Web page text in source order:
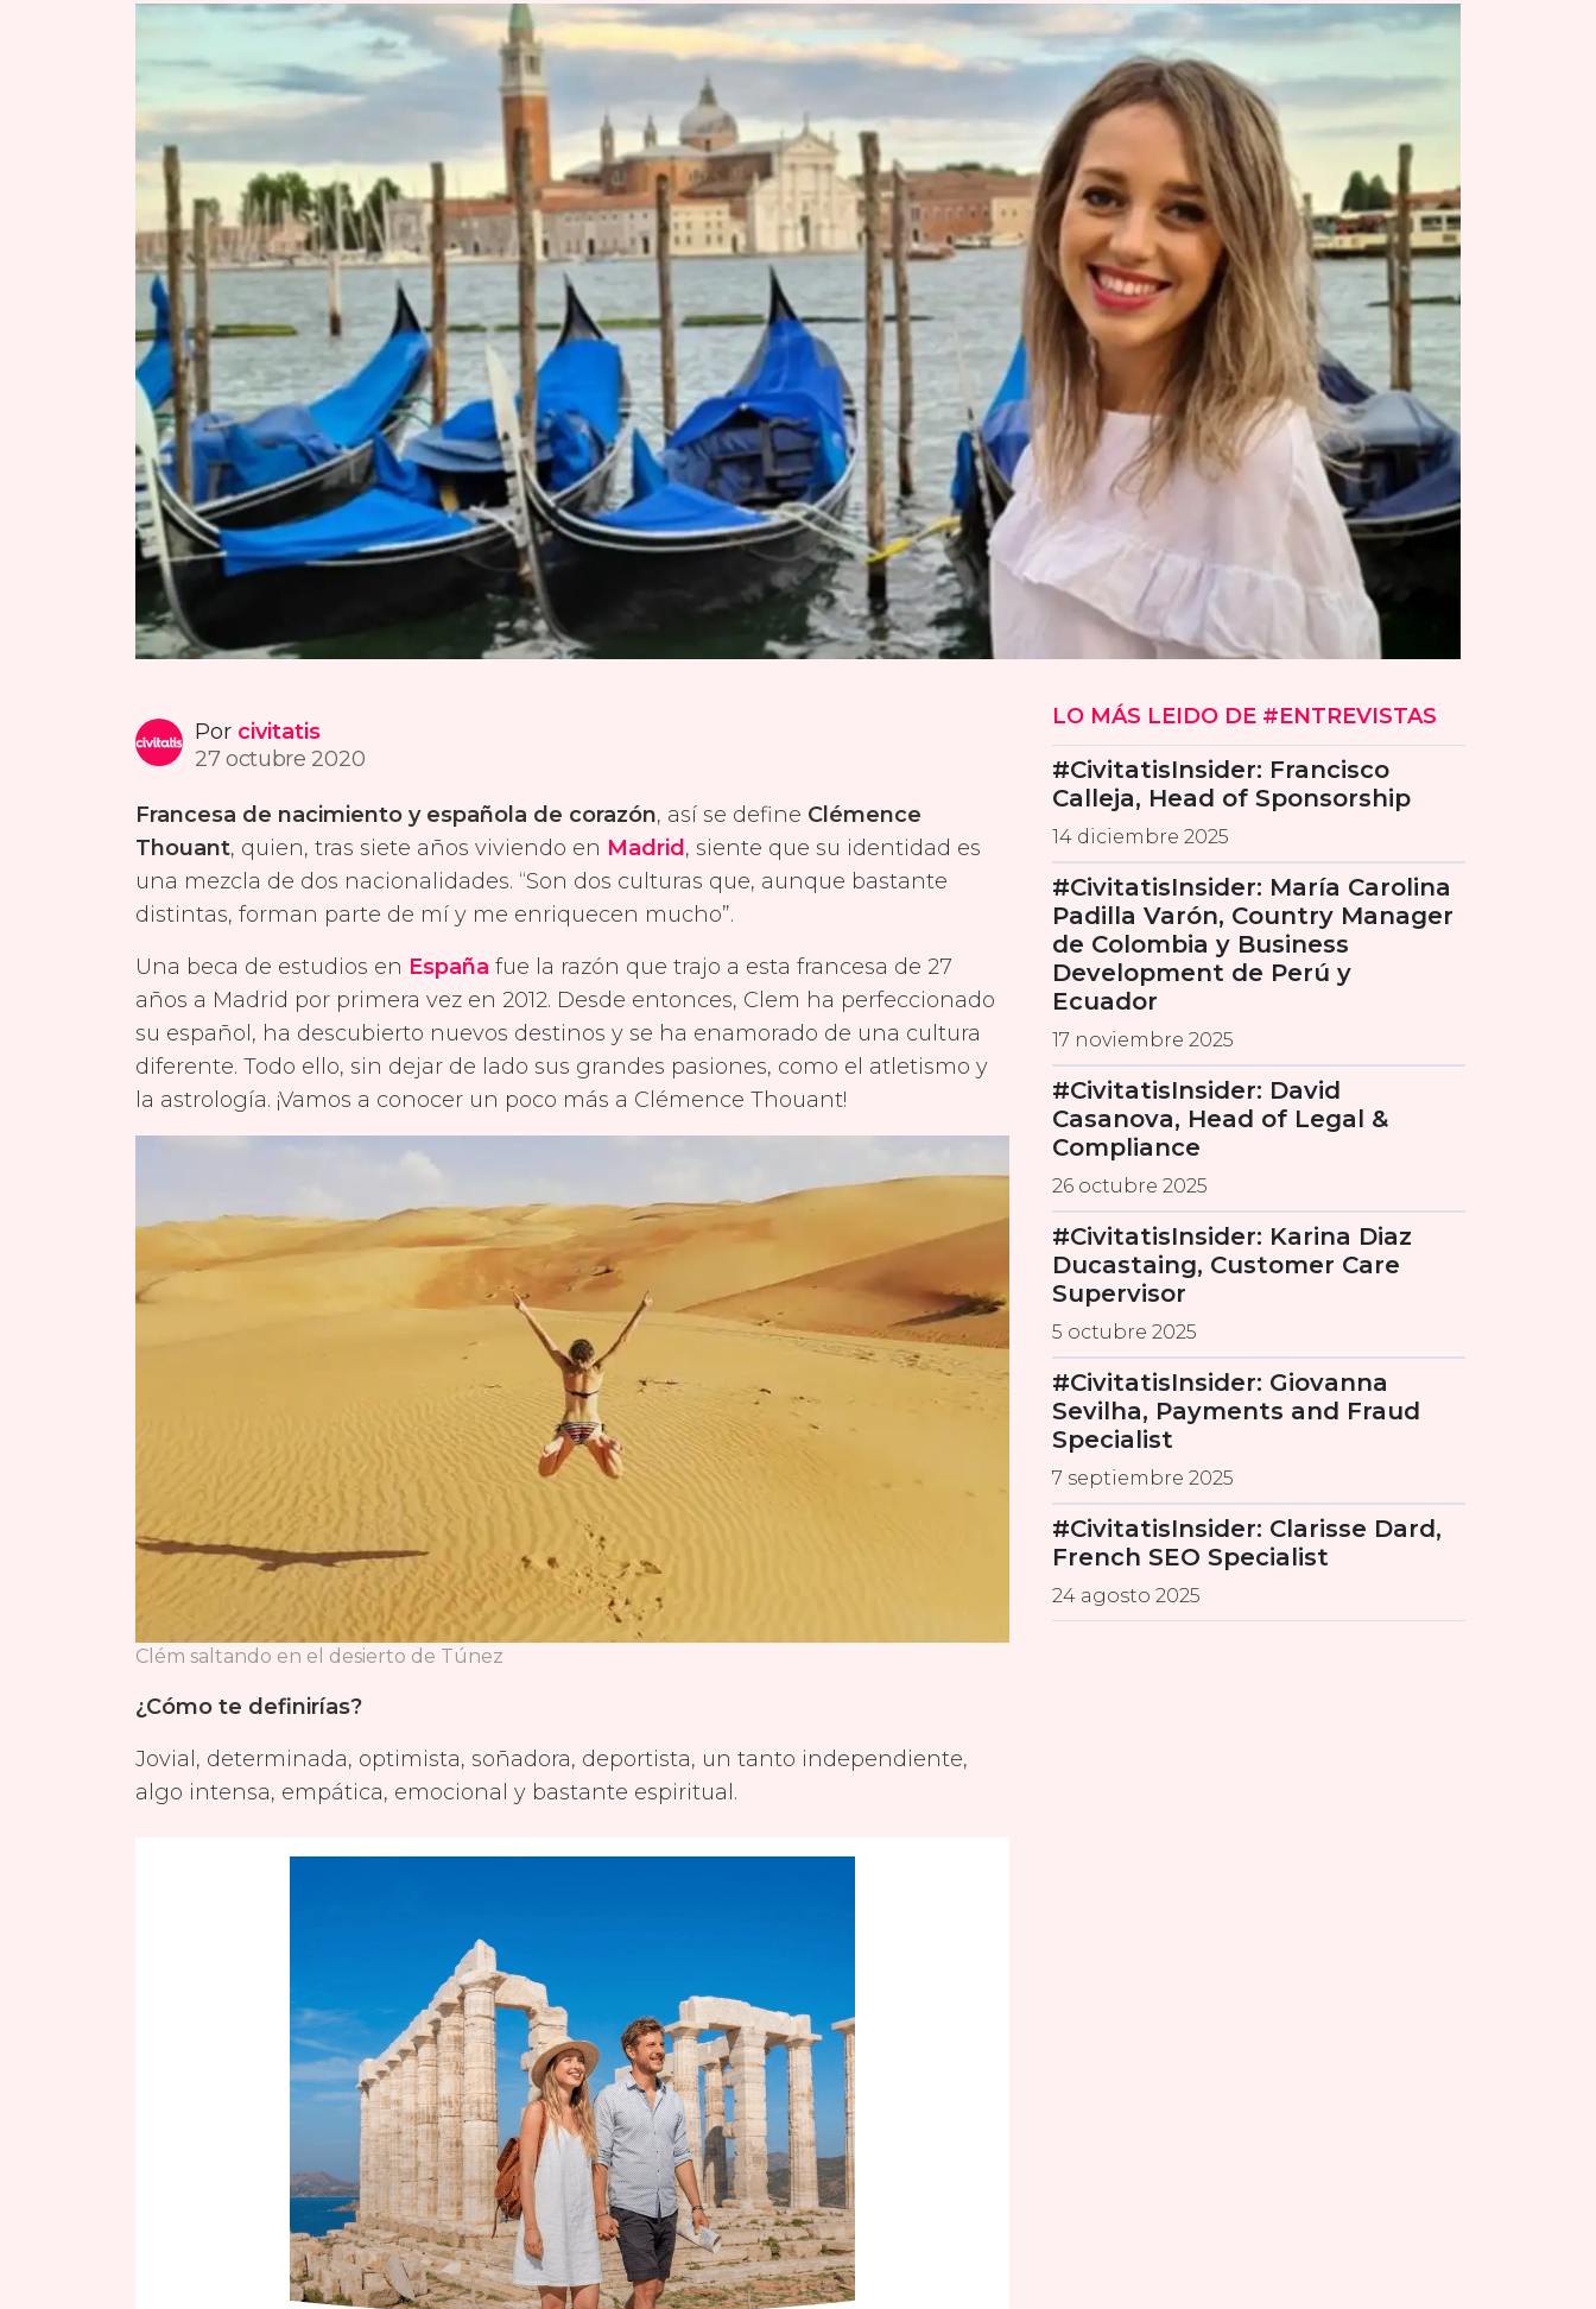
Por civitatis
27 octubre 2020
Francesa de nacimiento y española de corazón, así se define Clémence
Thouant, quien, tras siete años viviendo en Madrid, siente que su identidad es
una mezcla de dos nacionalidades. “Son dos culturas que, aunque bastante
distintas, forman parte de mí y me enriquecen mucho”.
Una beca de estudios en España fue la razón que trajo a esta francesa de 27
años a Madrid por primera vez en 2012. Desde entonces, Clem ha perfeccionado
su español, ha descubierto nuevos destinos y se ha enamorado de una cultura
diferente. Todo ello, sin dejar de lado sus grandes pasiones, como el atletismo y
la astrología. ¡Vamos a conocer un poco más a Clémence Thouant!
Clém saltando en el desierto de Túnez
¿Cómo te definirías?
Jovial, determinada, optimista, soñadora, deportista, un tanto independiente,
algo intensa, empática, emocional y bastante espiritual.
LO MÁS LEIDO DE #ENTREVISTAS
#CivitatisInsider: Francisco
Calleja, Head of Sponsorship
14 diciembre 2025
#CivitatisInsider: María Carolina
Padilla Varón, Country Manager
de Colombia y Business
Development de Perú y
Ecuador
17 noviembre 2025
#CivitatisInsider: David
Casanova, Head of Legal &
Compliance
26 octubre 2025
#CivitatisInsider: Karina Diaz
Ducastaing, Customer Care
Supervisor
5 octubre 2025
#CivitatisInsider: Giovanna
Sevilha, Payments and Fraud
Specialist
7 septiembre 2025
#CivitatisInsider: Clarisse Dard,
French SEO Specialist
24 agosto 2025